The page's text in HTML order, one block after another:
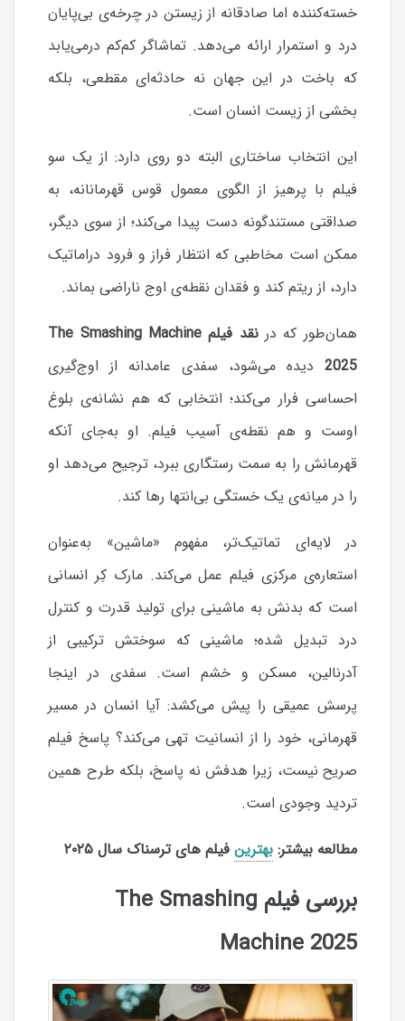
خسته‌کننده اما صادقانه از زیستن در چرخه‌ی بی‌پایان
درد و استمرار ارائه می‌دهد. تماشاگر کم‌کم درمی‌یابد
که باخت در این جهان نه حادثه‌ای مقطعی، بلکه
بخشی از زیست انسان است.
این انتخاب ساختاری البته دو روی دارد: از یک سو
فیلم با پرهیز از الگوی معمول قوس قهرمانانه، به
صداقتی مستندگونه دست پیدا می‌کند؛ از سوی دیگر،
ممکن است مخاطبی که انتظار فراز و فرود دراماتیک
دارد، از ریتم کند و فقدان نقطه‌ی اوج ناراضی بماند.
همان‌طور که در
نقد فیلم The Smashing Machine
2025 دیده می‌شود، سفدی عامدانه از اوج‌گیری
احساسی فرار می‌کند؛ انتخابی که هم نشانه‌ی بلوغ
اوست و هم نقطه‌ی آسیب فیلم. او به‌جای آنکه
قهرمانش را به سمت رستگاری ببرد، ترجیح می‌دهد او
را در میانه‌ی یک خستگی بی‌انتها رها کند.
در لایه‌ای تماتیک‌تر، مفهوم «ماشین» به‌عنوان
استعاره‌ی مرکزی فیلم عمل می‌کند. مارک کِر انسانی
است که بدنش به ماشینی برای تولید قدرت و کنترل
درد تبدیل شده؛ ماشینی که سوختش ترکیبی از
آدرنالین، مسکن و خشم است. سفدی در اینجا
پرسش عمیقی را پیش می‌کشد: آیا انسان در مسیر
قهرمانی، خود را از انسانیت تهی می‌کند؟ پاسخ فیلم
صریح نیست، زیرا هدفش نه پاسخ، بلکه طرح همین
تردید وجودی است.
مطالعه بیشتر:بهترین فیلم های ترسناک سال ۲۰۲۵
بررسی فیلم The Smashing
Machine 2025